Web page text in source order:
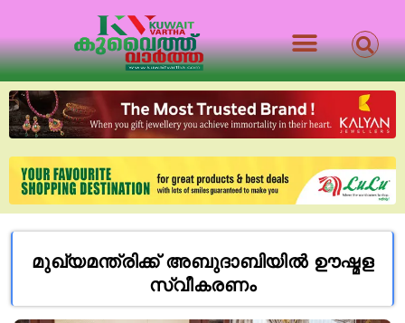
മുഖ്യമന്ത്രിക്ക് അബുദാബിയിൽ ഊഷ്മള
സ്വീകരണം